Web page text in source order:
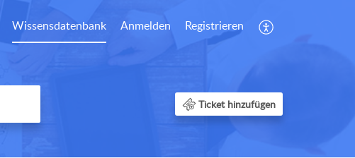
Wissensdatenbank Anmelden Registrieren
Ticket hinzufügen